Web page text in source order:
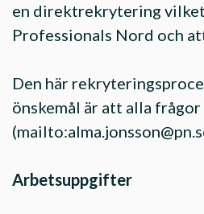
en direktrekrytering
Professionals Nord och
Den här
önskemål är att alla
(mailto:
Arbetsuppgifter